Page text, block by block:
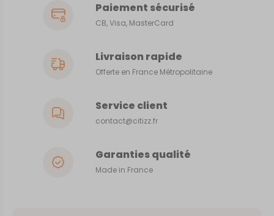
Paiement sécurisé
CB, Visa, MasterCard
Livraison rapide
Offerte en France Métropolitaine
Service client
contact@citizz.fr
Garanties qualité
Made in France